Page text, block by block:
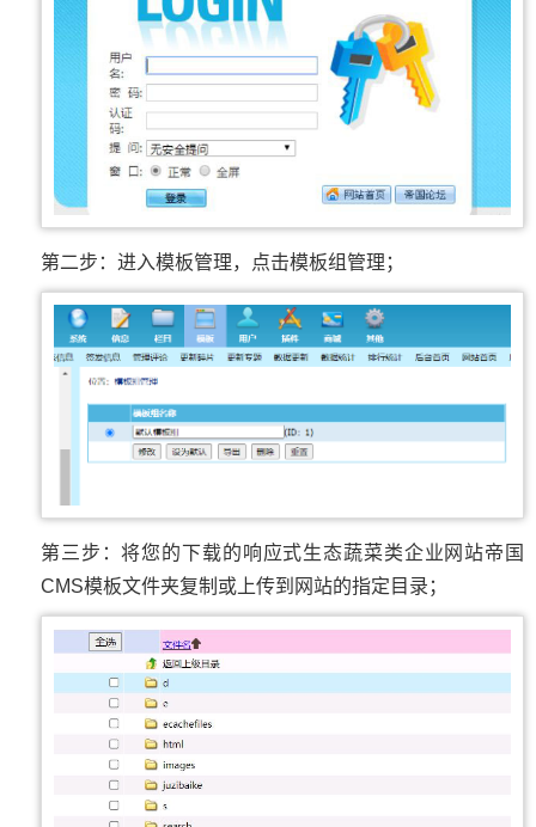
第二步：进入模板管理，点击模板组管理；
第三步：将您的下载的响应式生态蔬菜类企业网站帝国
CMS模板文件夹复制或上传到网站的指定目录；